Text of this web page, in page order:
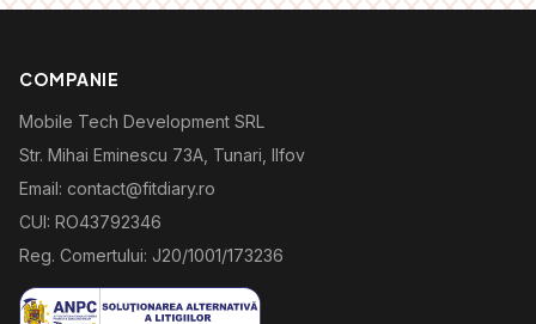
COMPANIE
Mobile Tech Development SRL
Str. Mihai Eminescu 73A, Tunari, Ilfov
Email: contact@fitdiary.ro
CUI: RO43792346
Reg. Comertului: J20/1001/173236